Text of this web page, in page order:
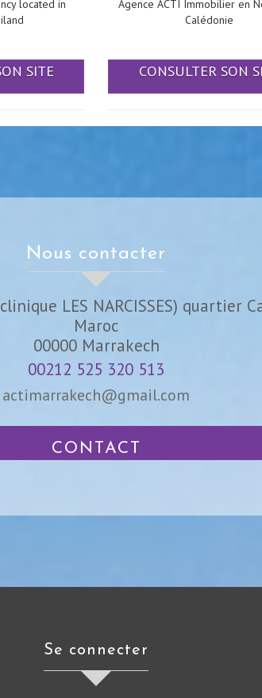
located in
SITE
Agence ACTI Immobilier en
Calédonie
CONSULTER SON
nous contacter
LES NARCISSES) quartier
Maroc
00000 Marrakech
00212 525 320 513
actimarrakech@gmail.com
CONTACT
se connecter